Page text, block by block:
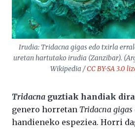
Irudia:Tridacna gigasedo txirla
uretan hartutako irudia (Zanzibar).
Wikipedia /CC BY-SA 3.0
Tridacna guztiak handiak
genero horretan Tridacna gigas
handieneko espeziea. Horri